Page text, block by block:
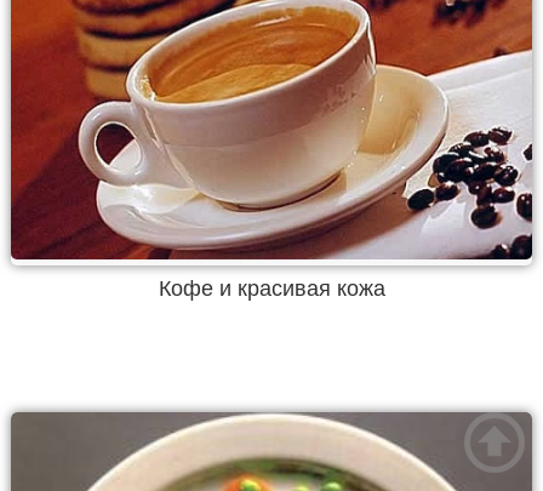
Кофе и красивая кожа